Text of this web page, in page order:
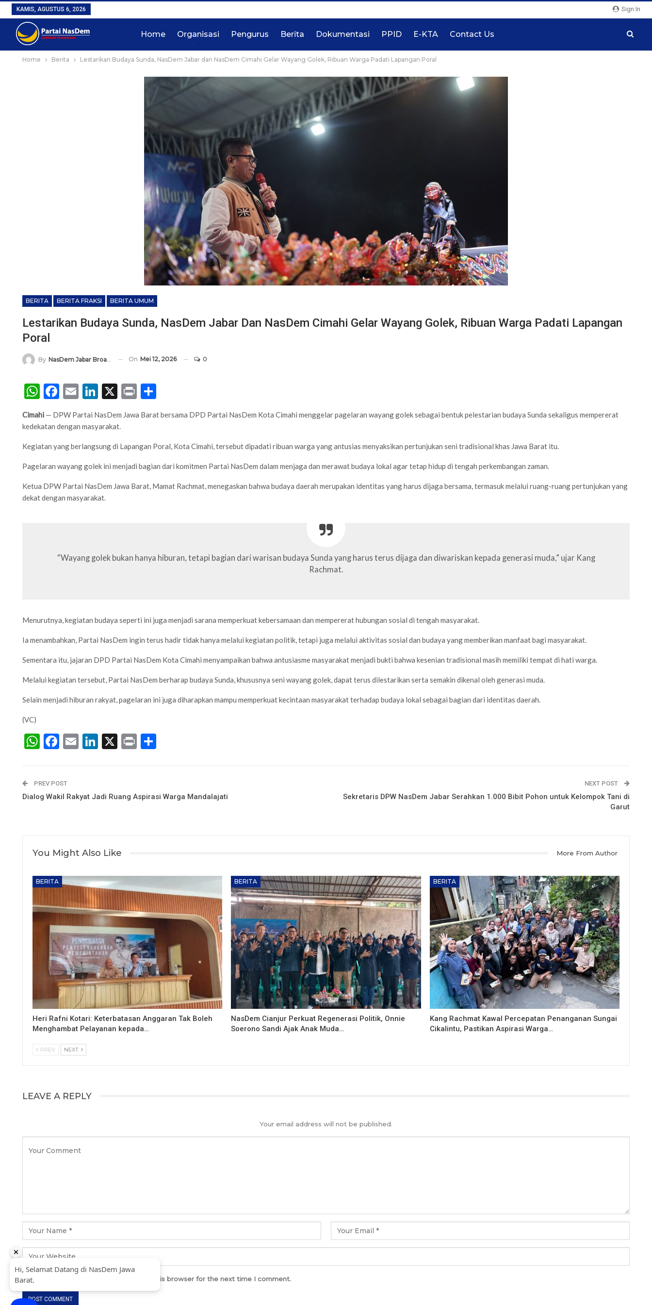
Sign In
KAMIS, AGUSTUS 6, 2026
Home Organisasi Pengurus Berita Dokumentasi PPID E-KTA Contact Us
Home Berita Lestarikan Budaya Sunda, NasDem Jabar dan NasDem Cimahi Gelar Wayang Golek, Ribuan Warga Padati Lapangan Poral
BERITA BERITA FRAKSI BERITA UMUM
Lestarikan Budaya Sunda, NasDem Jabar Dan NasDem Cimahi Gelar Wayang Golek, Ribuan Warga Padati Lapangan
Poral
By NasDem Jabar Broadcasting Network On Mei 12, 2026 0
WhatsApp
Facebook
EmailLinkedIn
X Print
Cimahi — DPW Partai NasDem Jawa Barat bersama DPD Partai NasDem Kota Cimahi menggelar pagelaran wayang golek sebagai bentuk pelestarian budaya Sunda sekaligus mempererat
kedekatan dengan masyarakat.
Kegiatan yang berlangsung di Lapangan Poral, Kota Cimahi, tersebut dipadati ribuan warga yang antusias menyaksikan pertunjukan seni tradisional khas Jawa Barat itu.
Pagelaran wayang golek ini menjadi bagian dari komitmen Partai NasDem dalam menjaga dan merawat budaya lokal agar tetap hidup di tengah perkembangan zaman.
Ketua DPW Partai NasDem Jawa Barat, Mamat Rachmat, menegaskan bahwa budaya daerah merupakan identitas yang harus dijaga bersama, termasuk melalui ruang-ruang pertunjukan yang
dekat dengan masyarakat.
“Wayang golek bukan hanya hiburan, tetapi bagian dari warisan budaya Sunda yang harus terus dijaga dan diwariskan kepada generasi muda,” ujar Kang
Rachmat.
Menurutnya, kegiatan budaya seperti ini juga menjadi sarana memperkuat kebersamaan dan mempererat hubungan sosial di tengah masyarakat.
Ia menambahkan, Partai NasDem ingin terus hadir tidak hanya melalui kegiatan politik, tetapi juga melalui aktivitas sosial dan budaya yang memberikan manfaat bagi masyarakat.
Sementara itu, jajaran DPD Partai NasDem Kota Cimahi menyampaikan bahwa antusiasme masyarakat menjadi bukti bahwa kesenian tradisional masih memiliki tempat di hati warga.
Melalui kegiatan tersebut, Partai NasDem berharap budaya Sunda, khususnya seni wayang golek, dapat terus dilestarikan serta semakin dikenal oleh generasi muda.
Selain menjadi hiburan rakyat, pagelaran ini juga diharapkan mampu memperkuat kecintaan masyarakat terhadap budaya lokal sebagai bagian dari identitas daerah.
(VC)
WhatsApp
Facebook
EmailLinkedIn
X Print
PREV POST
Dialog Wakil Rakyat Jadi Ruang Aspirasi Warga Mandalajati
NEXT POST
Sekretaris DPW NasDem Jabar Serahkan 1.000 Bibit Pohon untuk Kelompok Tani di
Garut
You Might Also Like More From Author
BERITA
Heri Rafni Kotari: Keterbatasan Anggaran Tak Boleh
Menghambat Pelayanan kepada…
BERITA
NasDem Cianjur Perkuat Regenerasi Politik, Onnie
Soerono Sandi Ajak Anak Muda…
BERITA
Kang Rachmat Kawal Percepatan Penanganan Sungai
Cikalintu, Pastikan Aspirasi Warga…
PREV NEXT
LEAVE A REPLY
Your email address will not be published.
Save my name, email, and website in this browser for the next time I comment.